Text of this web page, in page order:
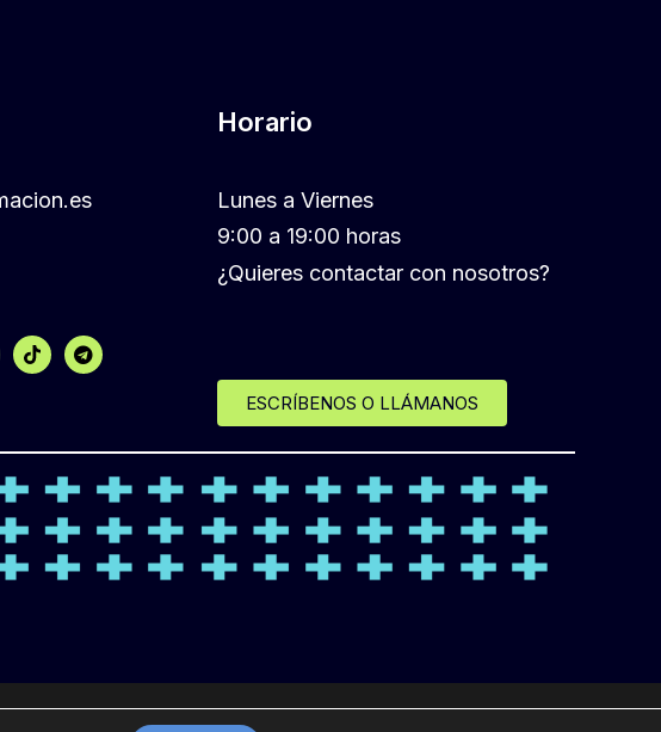
Horario
Lunes a Viernes
9:00 a 19:00 horas
¿Quieres contactar con nosotros?
ESCRÍBENOS O LLÁMANOS